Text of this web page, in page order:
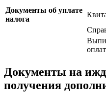
Документы об уплате
налога
Документы на
получения